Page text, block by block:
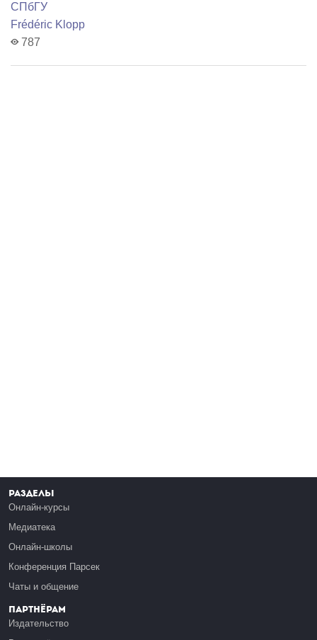
СПбГУ
Frédéric Klopp
787
Разделы
Онлайн-курсы
Медиатека
Онлайн-школы
Конференция Парсек
Чаты и общение
Партнёрам
Издательство